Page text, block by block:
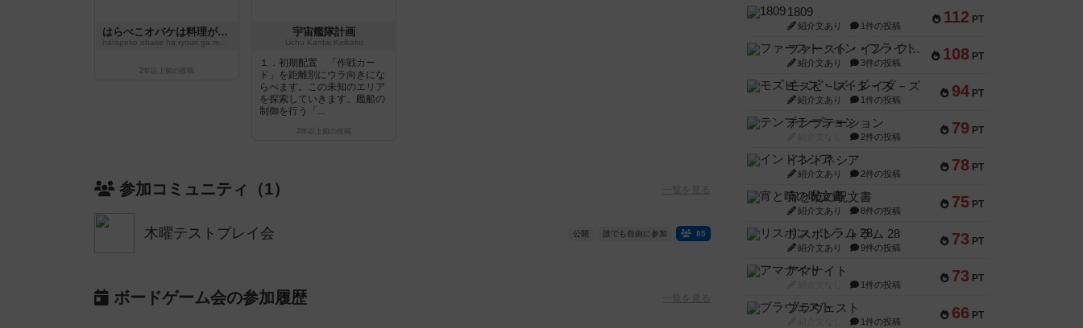
はらぺこオバケは料理がまてない
2年以上前 の投稿
宇宙艦隊計画
Uchu Kantai Keikaku
１．初期配置 「作戦カー
ド」を距離別にウラ向きにな
らべます。この未知のエリア
を探索していきます。艦船の
制御を行う「...
2年以上前 の投稿
参加コミュニティ（1） 一覧を見る
木曜テストプレイ会 公開 誰でも自由に参加 85
ボードゲーム会の参加履歴 一覧を見る
112 PT
1809
紹介文あり 1件の投稿
108 PT
ファースト・イン・フライト
紹介文あり 3件の投稿
94 PT
モズビ－ズ・レイダ－ズ
紹介文あり 1件の投稿
79 PT
テンプテーション
2件の投稿
78 PT
インドネシア
紹介文あり 2件の投稿
75 PT
宵と暁の呪文書
紹介文あり 8件の投稿
73 PT
リスボン・トラム 28
紹介文あり 9件の投稿
73 PT
アマナイト
1件の投稿
66 PT
ブラヴェスト
1件の投稿